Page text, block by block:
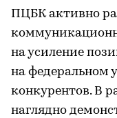
ПЦБК активно
на усиление
на федеральном
конкурентов. В
наглядно